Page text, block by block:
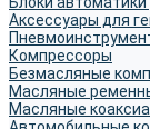
Аксессуары для
Компрессоры
Безмасляные
Масляные
Масляные